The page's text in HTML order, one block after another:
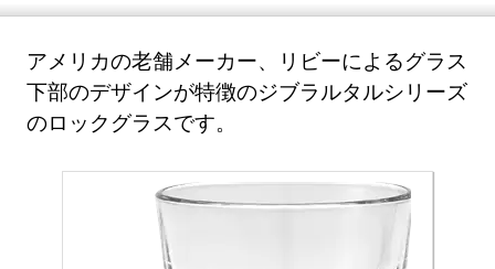
アメリカの老舗メーカー、リビーによるグラス
下部のデザインが特徴のジブラルタルシリーズ
のロックグラスです。